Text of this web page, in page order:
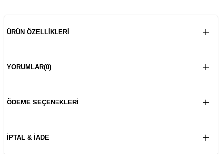
ÜRÜN ÖZELLIKLERI
YORUMLAR(0)
ÖDEME SEÇENEKLERI
İPTAL & İADE